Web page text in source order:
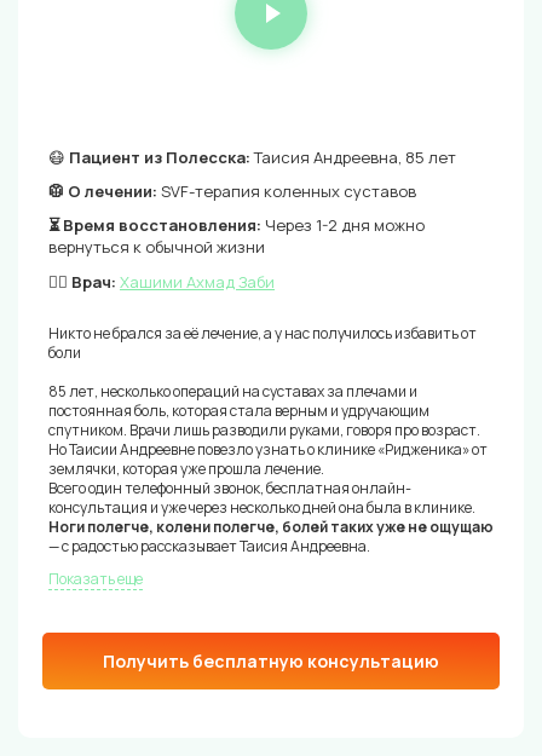
😷 Пациент из Полесска:Таисия Андреевна, 85 лет
🥼 О лечении: SVF-терапия коленных суставов
⏳ Время восстановления: Через 1-2 дня можно
вернуться к обычной жизни
👨‍⚕️ Врач: Хашими Ахмад Заби
Никто не брался за её лечение, а у нас получилось избавить от
боли
85 лет, несколько операций на суставах за плечами и
постоянная боль, которая стала верным и удручающим
спутником. Врачи лишь разводили руками, говоря про возраст.
Но Таисии Андреевне повезло узнать о клинике «Ридженика» от
землячки, которая уже прошла лечение.
Всего один телефонный звонок, бесплатная онлайн-
консультация и уже через несколько дней она была в клинике.
Ноги полегче, колени полегче, болей таких уже не ощущаю
— с радостью рассказывает Таисия Андреевна.
Показать еще
Получить бесплатную консультацию